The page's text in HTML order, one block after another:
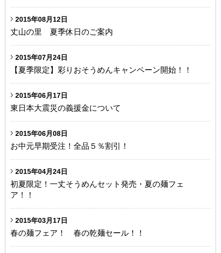
2015年08月12日
丈山の里 夏季休日のご案内
2015年07月24日
【夏季限定】彩りおそうめんキャンペーン開始！！
2015年06月17日
東日本大震災の義援金について
2015年06月08日
お中元早期受注！全品５％割引！
2015年04月24日
初夏限定！一丈そうめんセット発売・夏の麺フェ
ア！！
2015年03月17日
春の麺フェア！ 春の乾麺セール！！